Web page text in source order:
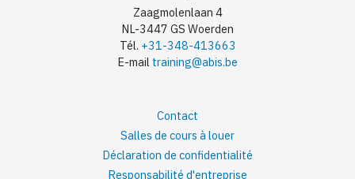
Zaagmolenlaan 4
NL-3447 GS Woerden
Tél. +31-348-413663
E-mail training@abis.be
Contact
Salles de cours à louer
Déclaration de confidentialité
Responsabilité d'entreprise